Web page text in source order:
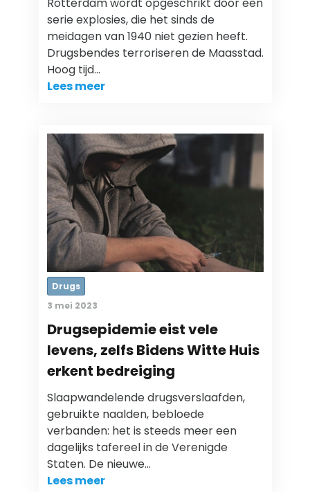
serie explosies, die het sinds de
meidagen van 1940 niet gezien heeft.
Drugsbendes terroriseren de Maasstad.
Hoog tijd…
Lees meer
Drugs
3 mei 2023
Drugsepidemie eist vele
levens, zelfs Bidens Witte Huis
erkent bedreiging
Slaapwandelende drugsverslaafden,
gebruikte naalden, bebloede
verbanden: het is steeds meer een
dagelijks tafereel in de Verenigde
Staten. De nieuwe…
Lees meer